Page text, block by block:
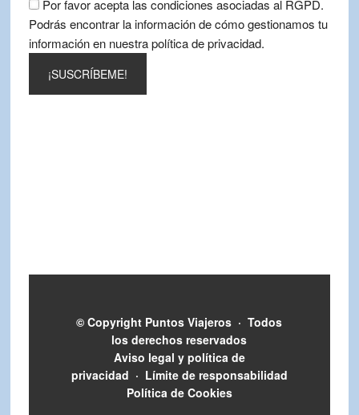
Por favor acepta las condiciones asociadas al RGPD.
Podrás encontrar la información de cómo gestionamos tu
información en nuestra política de privacidad.
© Copyright Puntos Viajeros · Todos
los derechos reservados
Aviso legal y política de
privacidad · Límite de responsabilidad
Política de Cookies